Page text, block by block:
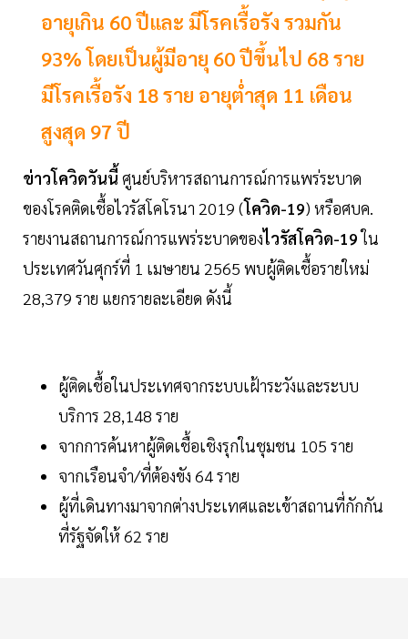
อายุเกิน 60 ปีและ มีโรคเรื้อรัง รวมกัน
93% โดยเป็นผู้มีอายุ 60 ปีขึ้นไป 68 ราย
มีโรคเรื้อรัง 18 ราย อายุต่ำสุด 11 เดือน
สูงสุด 97 ปี
ข่าวโควิดวันนี้ ศูนย์บริหารสถานการณ์การแพร่ระบาด
ของโรคติดเชื้อไวรัสโคโรนา 2019 (โควิด-19) หรือศบค.
รายงานสถานการณ์การแพร่ระบาดของไวรัสโควิด-19ใน
ประเทศวันศุกร์ที่ 1 เมษายน 2565 พบผู้ติดเชื้อรายใหม่
28,379 ราย แยกรายละเอียด ดังนี้
ผู้ติดเชื้อในประเทศจากระบบเฝ้าระวังและระบบ
บริการ 28,148 ราย
จากการค้นหาผู้ติดเชื้อเชิงรุกในชุมชน 105 ราย
จากเรือนจำ/ที่ต้องขัง 64 ราย
ผู้ที่เดินทางมาจากต่างประเทศและเข้าสถานที่กักกัน
ที่รัฐจัดให้ 62 ราย